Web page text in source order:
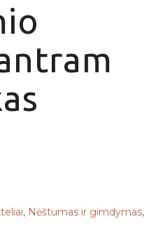
, Nėštumas ir gimdymas,